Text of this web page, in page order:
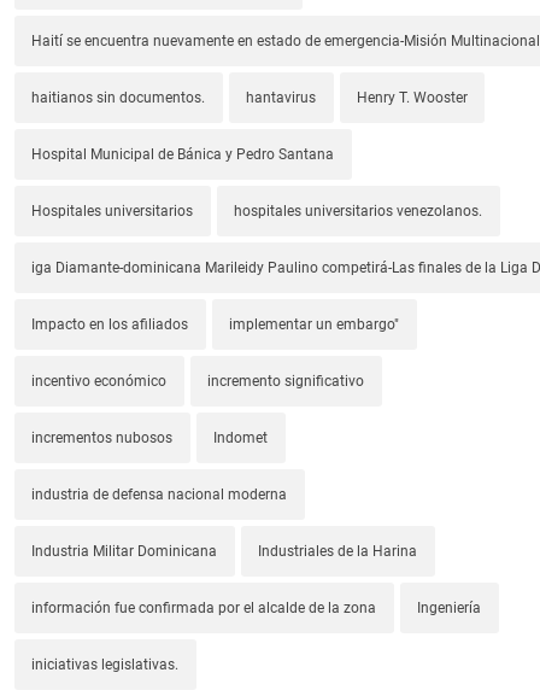
Haití se encuentra nuevamente en estado de emergencia-Misión
haitianos sin documentos. hantavirus Henry T. Wooster
Hospital Municipal de Bánica y Pedro Santana
Hospitales universitarios hospitales universitarios venezolanos.
iga Diamante-dominicana Marileidy Paulino competirá-Las finales de la Liga
Impacto en los afiliados implementar un embargo"
incentivo económico incremento significativo
incrementos nubosos Indomet
industria de defensa nacional moderna
Industria Militar Dominicana Industriales de la Harina
información fue confirmada por el alcalde de la zona Ingeniería
iniciativas legislativas.